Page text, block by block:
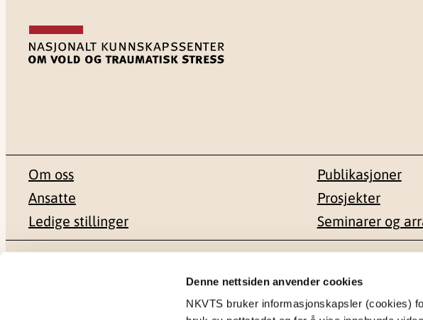
Denne nettsiden anvender cookies
NKVTS bruker informasjonskapsler (cookies)
Om oss
Ansatte
Ledige stillinger
Publikasjoner
Prosjekter
Seminarer og
Besøksadresse
Gullhaugveien 1-3